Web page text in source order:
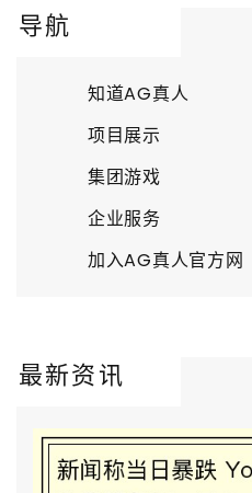
导航
知道AG真人
项目展示
集团游戏
企业服务
加入AG真人官方网
最新资讯